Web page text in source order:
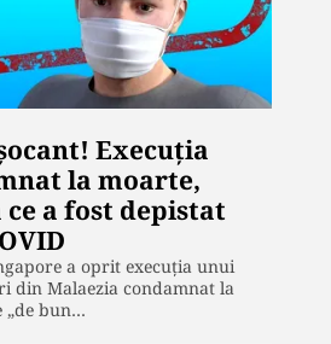
Execuția
la moarte,
a fost depistat
a oprit execuția unui
din Malaezia condamnat la
„de bun…